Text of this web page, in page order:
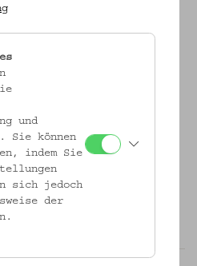
Märchen
tauchen in die Welt der
Uhrenkasten sind den
bekannt.
und
können
indem Sie
sich jedoch
der